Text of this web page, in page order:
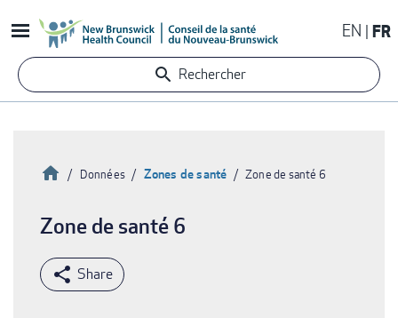
au
contenu
principal
EN FR
Rechercher
Fil
d'Ariane
Accueil
Données Zones de santé Zone de santé 6
Zone de santé 6